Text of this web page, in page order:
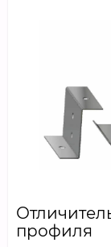
профиля